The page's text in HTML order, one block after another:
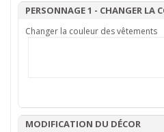
PERSONNAGE 1 - CHANGER LA
Changer la couleur des vêtements
MODIFICATION DU DÉCOR